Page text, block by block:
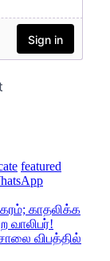
featured
காதலிக்க
விபத்தில்